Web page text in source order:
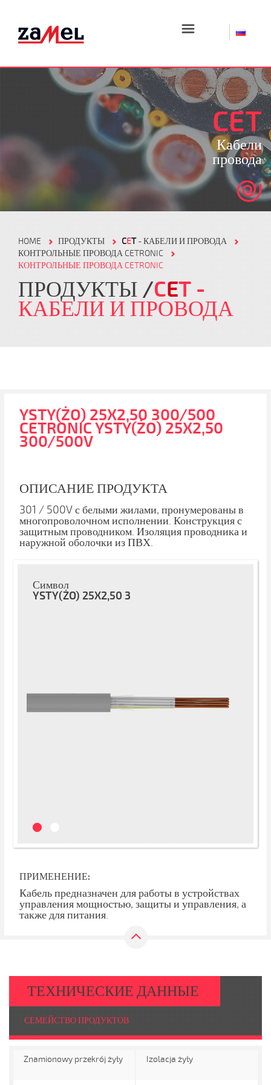
☰
CET
Кабели
провода
HOME ПРОДУКТЫ CET- КАБЕЛИ И ПРОВОДА
КОНТРОЛЬНЫЕ ПРОВОДА CETRONIC
КОНТРОЛЬНЫЕ ПРОВОДА CETRONIC
ПРОДУКТЫ CET -
КАБЕЛИ И ПРОВОДА
YSTY(ŻO) 25X2,50 300/500
CETRONIC YSTY(ŻO) 25X2,50
300/500V
ОПИСАНИЕ ПРОДУКТА
301 / 500V с белыми жилами, пронумерованы в
многопроволочном исполнении. Конструкция с
защитным проводником. Изоляция проводника и
наружной оболочки из ПВХ.
Символ
YSTY(ŻO) 25X2,50 3
ПРИМЕНЕНИЕ:
Кабель предназначен для работы в устройствах
управления мощностью, защиты и управления, а
также для питания.
ТЕХНИЧЕСКИЕ ДАННЫЕ
СЕМЕЙСТВО ПРОДУКТОВ
Znamionowy przekrój żyły Izolacja żyły